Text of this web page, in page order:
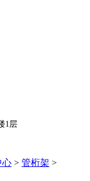
1层
心 > 管桁架 >